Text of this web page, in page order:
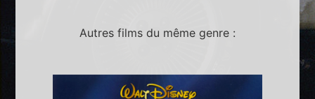
Autres films du même genre :